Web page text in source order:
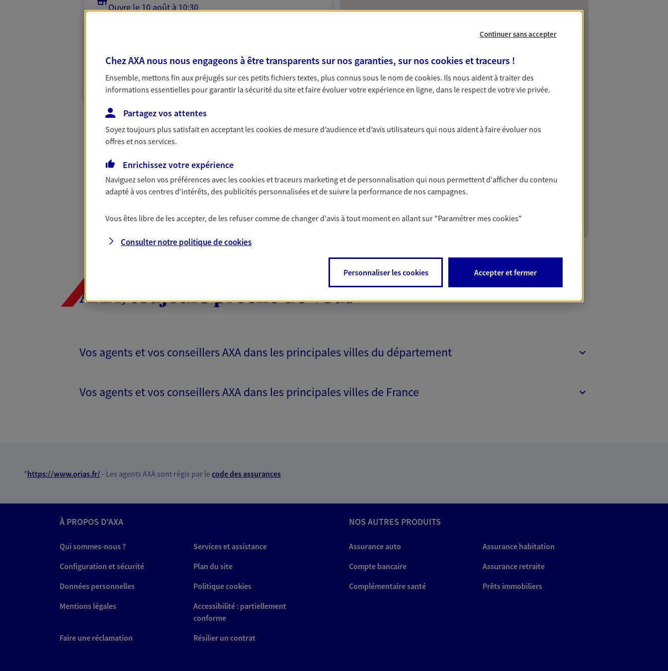
Ouvre le 10 août à 10:30
PRENDRE RENDEZ-VOUS VOIR NOTRE SITE WEB
N° Orias * (orias.fr) : EIRL HOCHART (12068804); EIRL STANISLAS DE
FOMBELLE (21003924); EIRL DE TERNAY (13009208)
AXA, toujours proche de vous
Vos agents et vos conseillers AXA dans les principales villes du département
Vos agents et vos conseillers AXA dans les principales villes de France
*https://www.orias.fr/ - Les agents AXA sont régis par lecode des assurances
À PROPOS D'AXA
Qui sommes-nous ?
Services et assistance
Configuration et sécurité
Plan du site
Données personnelles
Politique cookies
Mentions légales
Accessibilité : partiellement
conforme
Faire une réclamation
Résilier un contrat
NOS AUTRES PRODUITS
Assurance auto
Assurance habitation
Compte bancaire
Assurance retraite
Complémentaire santé
Prêts immobiliers
Continuer sans accepter
Chez AXA nous nous engageons à être transparents sur nos garanties, sur nos cookies et traceurs !
Ensemble, mettons fin aux préjugés sur ces petits fichiers textes, plus connus sous le nom decookies. Ils nous aident à traiter des
informations essentielles pour garantir la sécurité du site et faire évoluer votre expérience en ligne, dans le respect de votre vie privée.
Partagez vos attentes
Soyez toujours plus satisfait en acceptant lescookiesde mesure d’audience et d’avis utilisateurs qui nous aident à faire évoluer nos
offres et nos services.
Enrichissez votre expérience
Naviguez selon vos préférences avec lescookies et traceurs marketing et de personnalisation qui nous permettent d'afficher du contenu
adapté à vos centres d'intérêts, des publicités personnalisées et de suivre la performance de nos campagnes.
Vous êtes libre de les accepter, de les refuser comme de changer d'avis à tout moment en allant sur "Paramétrer mescookies"
Consulter notre politique decookies
Personnaliser les cookies Accepter et fermer